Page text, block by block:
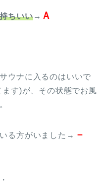
ちいい→ Ａ
ウナに入るのはいいで
す)が、その状態でお風
る方がいました→ －